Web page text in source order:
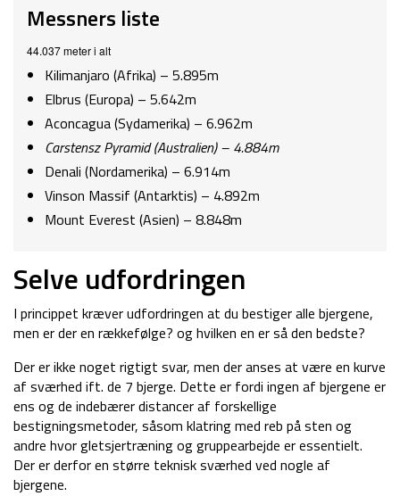
Messners liste
44.037 meter i alt
Kilimanjaro (Afrika) – 5.895m
Elbrus (Europa) – 5.642m
Aconcagua (Sydamerika) – 6.962m
Carstensz Pyramid (Australien) – 4.884m
Denali (Nordamerika) – 6.914m
Vinson Massif (Antarktis) – 4.892m
Mount Everest (Asien) – 8.848m
Selve udfordringen
I princippet kræver udfordringen at du bestiger alle bjergene,
men er der en rækkefølge? og hvilken en er så den bedste?
Der er ikke noget rigtigt svar, men der anses at være en kurve
af sværhed ift. de 7 bjerge. Dette er fordi ingen af bjergene er
ens og de indebærer distancer af forskellige
bestigningsmetoder, såsom klatring med reb på sten og
andre hvor gletsjertræning og gruppearbejde er essentielt.
Der er derfor en større teknisk sværhed ved nogle af
bjergene.